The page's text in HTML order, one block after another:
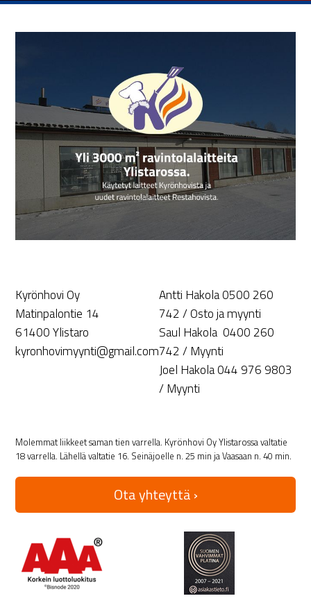
Kyrönhovi Oy
Matinpalontie 14
61400 Ylistaro
kyronhovimyynti@gmail.com
Antti Hakola 0500 260
742 / Osto ja myynti
Saul Hakola 0400 260
742 / Myynti
Joel Hakola 044 976 9803
/ Myynti
Molemmat liikkeet saman tien varrella. Kyrönhovi Oy Ylistarossa valtatie
18 varrella. Lähellä valtatie 16. Seinäjoelle n. 25 min ja Vaasaan n. 40 min.
Ota yhteyttä ›